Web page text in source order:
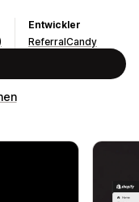
Entwickler
ReferralCandy